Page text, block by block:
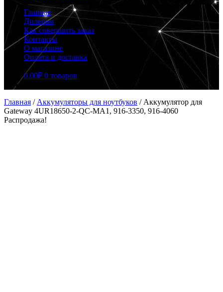
Главная
Дилерам
Как совершить заказ
Контакты
О магазине
Оплата и доставка
0.00₽ 0 товаров
Главная / Аккумуляторы для ноутбуков / Аккумулятор для
Gateway 4UR18650-2-QC-MA1, 916-3350, 916-4060
Распродажа!